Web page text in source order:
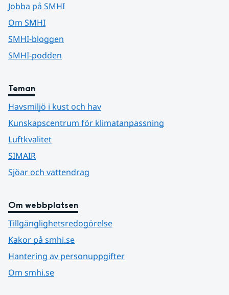
Jobba på SMHI
Om SMHI
SMHI-bloggen
SMHI-podden
Teman
Havsmiljö i kust och hav
Kunskapscentrum för klimatanpassning
Luftkvalitet
SIMAIR
Sjöar och vattendrag
Om webbplatsen
Tillgänglighetsredogörelse
Kakor på smhi.se
Hantering av personuppgifter
Om smhi.se